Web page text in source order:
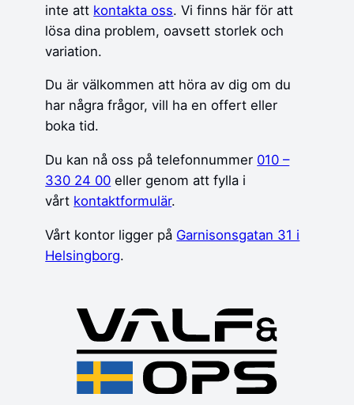
inte att kontakta oss. Vi finns här för att
lösa dina problem, oavsett storlek och
variation.
Du är välkommen att höra av dig om du
har några frågor, vill ha en offert eller
boka tid.
Du kan nå oss på telefonnummer 010 –
330 24 00 eller genom att fylla i
vårt kontaktformulär.
Vårt kontor ligger på Garnisonsgatan 31 i
Helsingborg.